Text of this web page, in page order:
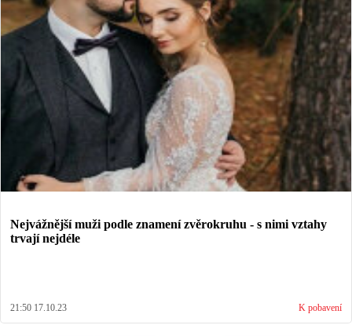
Nejvážnější muži podle znamení zvěrokruhu - s nimi vztahy
trvají nejdéle
21:50 17.10.23 K pobavení